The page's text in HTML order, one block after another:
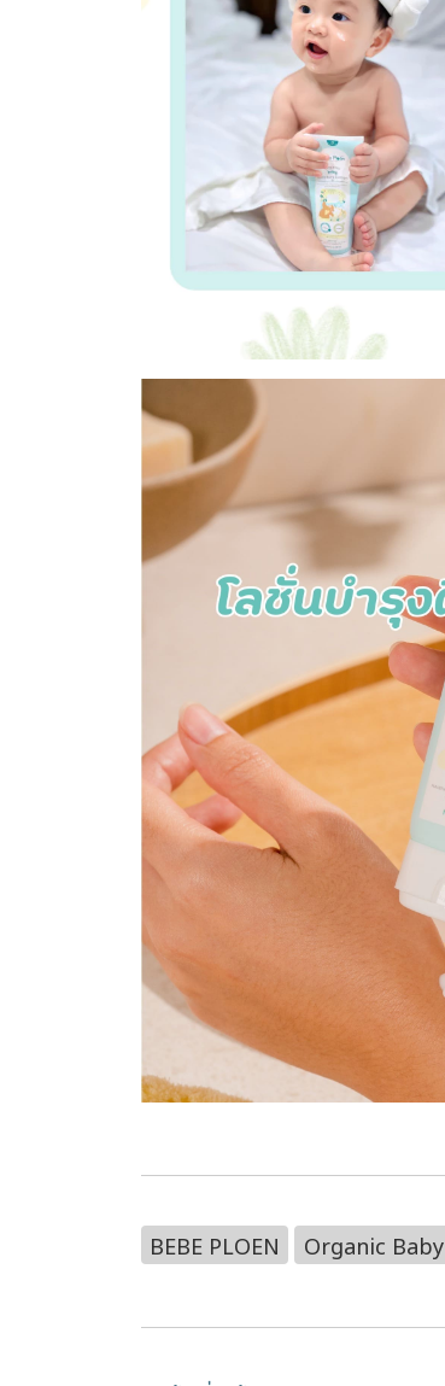
BEBE PLOEN Organic Baby